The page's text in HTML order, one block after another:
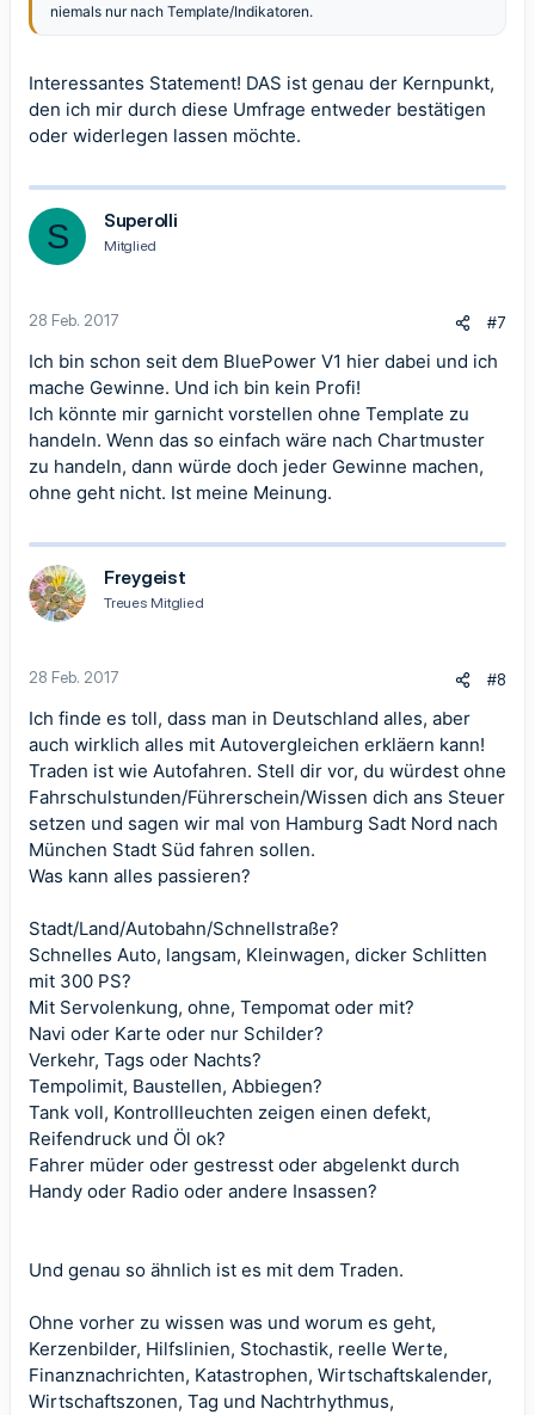
niemals nur nach Template/Indikatoren.
Interessantes Statement! DAS ist genau der Kernpunkt,
den ich mir durch diese Umfrage entweder bestätigen
oder widerlegen lassen möchte.
S Superolli
Mitglied
28 Feb. 2017 #7
Ich bin schon seit dem BluePower V1 hier dabei und ich
mache Gewinne. Und ich bin kein Profi!
Ich könnte mir garnicht vorstellen ohne Template zu
handeln. Wenn das so einfach wäre nach Chartmuster
zu handeln, dann würde doch jeder Gewinne machen,
ohne geht nicht. Ist meine Meinung.
Freygeist
Treues Mitglied
28 Feb. 2017 #8
Ich finde es toll, dass man in Deutschland alles, aber
auch wirklich alles mit Autovergleichen erkläern kann!
Traden ist wie Autofahren. Stell dir vor, du würdest ohne
Fahrschulstunden/Führerschein/Wissen dich ans Steuer
setzen und sagen wir mal von Hamburg Sadt Nord nach
München Stadt Süd fahren sollen.
Was kann alles passieren?
Stadt/Land/Autobahn/Schnellstraße?
Schnelles Auto, langsam, Kleinwagen, dicker Schlitten
mit 300 PS?
Mit Servolenkung, ohne, Tempomat oder mit?
Navi oder Karte oder nur Schilder?
Verkehr, Tags oder Nachts?
Tempolimit, Baustellen, Abbiegen?
Tank voll, Kontrollleuchten zeigen einen defekt,
Reifendruck und Öl ok?
Fahrer müder oder gestresst oder abgelenkt durch
Handy oder Radio oder andere Insassen?
Und genau so ähnlich ist es mit dem Traden.
Ohne vorher zu wissen was und worum es geht,
Kerzenbilder, Hilfslinien, Stochastik, reelle Werte,
Finanznachrichten, Katastrophen, Wirtschaftskalender,
Wirtschaftszonen, Tag und Nachtrhythmus,